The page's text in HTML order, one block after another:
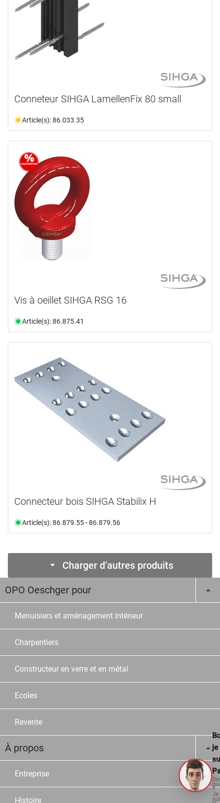
Conneteur SIHGA LamellenFix 80 small
Article(s): 86.033.35
Vis à oeillet SIHGA RSG 16
Article(s): 86.875.41
Connecteur bois SIHGA Stabilix H
Article(s): 86.879.55 - 86.879.56
Charger d’autres produits
OPO Oeschger pour
Menuisiers et aménagement intérieur
Charpentiers
Constructeur en verre et en métal
Ecoles
Revente
À propos
Entreprise
Histoire
je
?
Je